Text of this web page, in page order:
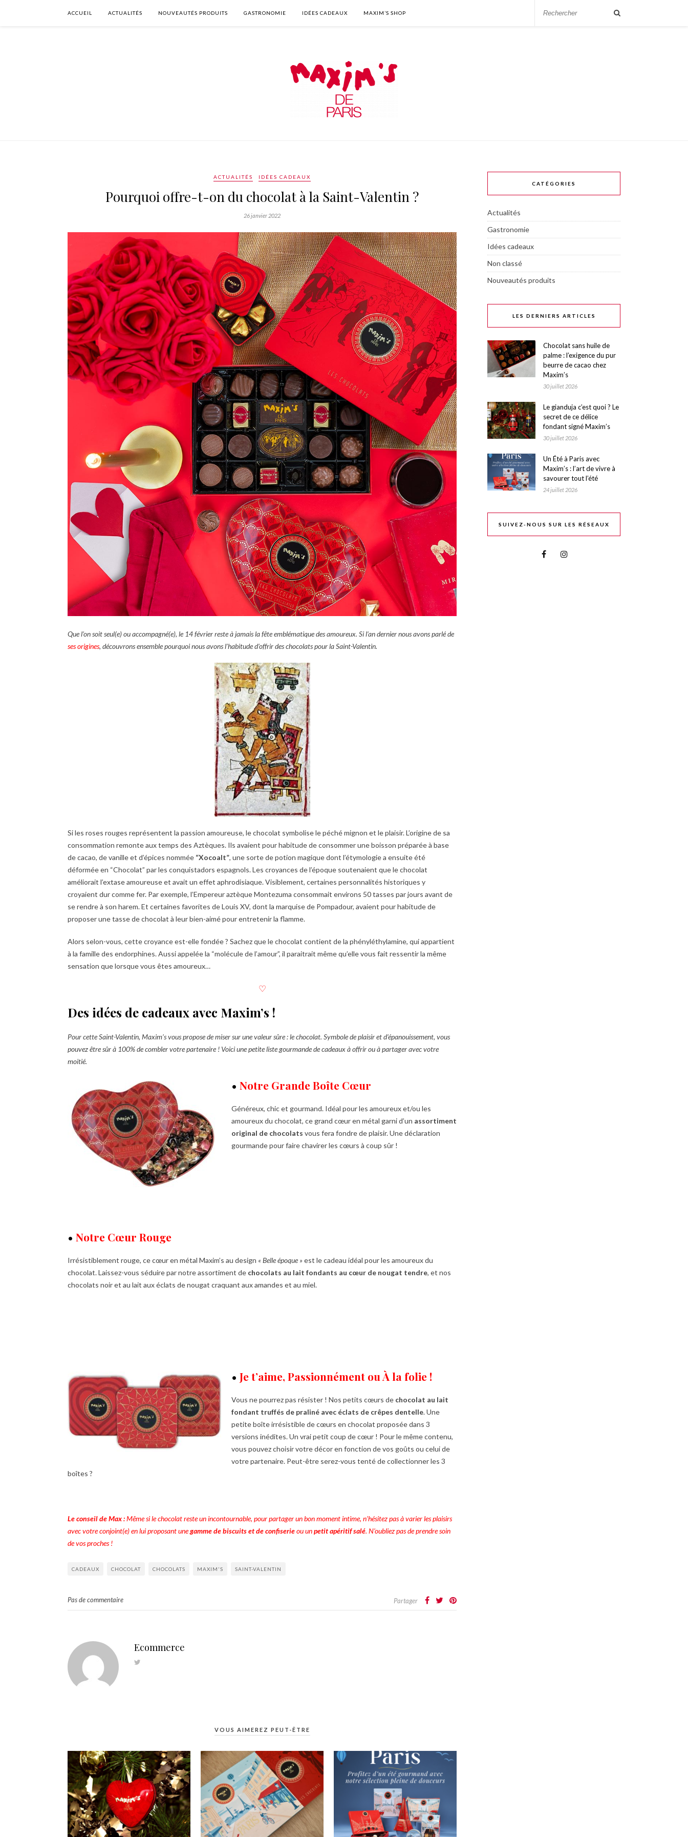
ACCUEIL ACTUALITÉS NOUVEAUTÉS PRODUITS GASTRONOMIE IDÉES CADEAUX MAXIM’S SHOP
ACTUALITÉS IDÉES CADEAUX
Pourquoi offre-t-on du chocolat à la Saint-Valentin ?
26 janvier 2022
Que l’on soit seul(e) ou accompagné(e), le 14 février reste à jamais la fête emblématique des amoureux. Si l’an dernier nous avons parlé de
ses origines, découvrons ensemble pourquoi nous avons l’habitude d’offrir des chocolats pour la Saint-Valentin.
Si les roses rouges représentent la passion amoureuse, le chocolat symbolise le péché mignon et le plaisir. L’origine de sa
consommation remonte aux temps des Aztèques. Ils avaient pour habitude de consommer une boisson préparée à base
de cacao, de vanille et d’épices nommée “Xocoalt”, une sorte de potion magique dont l’étymologie a ensuite été
déformée en “Chocolat” par les conquistadors espagnols. Les croyances de l’époque soutenaient que le chocolat
améliorait l’extase amoureuse et avait un effet aphrodisiaque. Visiblement, certaines personnalités historiques y
croyaient dur comme fer. Par exemple, l’Empereur aztèque Montezuma consommait environs 50 tasses par jours avant de
se rendre à son harem. Et certaines favorites de Louis XV, dont la marquise de Pompadour, avaient pour habitude de
proposer une tasse de chocolat à leur bien-aimé pour entretenir la flamme.
Alors selon-vous, cette croyance est-elle fondée ? Sachez que le chocolat contient de la phényléthylamine, qui appartient
à la famille des endorphines. Aussi appelée la “molécule de l’amour”, il paraitrait même qu’elle vous fait ressentir la même
sensation que lorsque vous êtes amoureux…
♡
Des idées de cadeaux avec Maxim’s !
Pour cette Saint-Valentin, Maxim’s vous propose de miser sur une valeur sûre : le chocolat. Symbole de plaisir et d’épanouissement, vous
pouvez être sûr à 100% de combler votre partenaire ! Voici une petite liste gourmande de cadeaux à offrir ou à partager avec votre
moitié.
• Notre Grande Boîte Cœur
Généreux, chic et gourmand. Idéal pour les amoureux et/ou les
amoureux du chocolat, ce grand cœur en métal garni d’un assortiment
original de chocolats vous fera fondre de plaisir. Une déclaration
gourmande pour faire chavirer les cœurs à coup sûr !
• Notre Cœur Rouge
Irrésistiblement rouge, ce cœur en métal Maxim’s au design « Belle époque »est le cadeau idéal pour les amoureux du
chocolat. Laissez-vous séduire par notre assortiment de chocolats au lait fondants au cœur de nougat tendre, et nos
chocolats noir et au lait aux éclats de nougat craquant aux amandes et au miel.
• Je t’aime, Passionnément ouÀ la folie !
Vous ne pourrez pas résister ! Nos petits cœurs de chocolat au lait
fondant truffés de praliné avec éclats de crêpes dentelle. Une
petite boîte irrésistible de cœurs en chocolat proposée dans 3
versions inédites. Un vrai petit coup de cœur ! Pour le même contenu,
vous pouvez choisir votre décor en fonction de vos goûts ou celui de
votre partenaire. Peut-être serez-vous tenté de collectionner les 3
boîtes ?
Le conseil de Max :Même si le chocolat reste un incontournable, pour partager un bon moment intime, n’hésitez pas à varier les plaisirs
avec votre conjoint(e) en lui proposant unegamme de biscuits et de confiserieou unpetit apéritif salé. N’oubliez pas de prendre soin
de vos proches !
CADEAUX CHOCOLAT CHOCOLATS MAXIM'S SAINT-VALENTIN
Pas de commentaire Partager
Ecommerce
VOUS AIMEREZ PEUT-ÊTRE
CATÉGORIES
Actualités
Gastronomie
Idées cadeaux
Non classé
Nouveautés produits
LES DERNIERS ARTICLES
Chocolat sans huile de
palme : l’exigence du pur
beurre de cacao chez
Maxim’s
30 juillet 2026
Le gianduja c’est quoi ? Le
secret de ce délice
fondant signé Maxim’s
30 juillet 2026
Un Été à Paris avec
Maxim’s : l’art de vivre à
savourer tout l’été
24 juillet 2026
SUIVEZ-NOUS SUR LES RÉSEAUX